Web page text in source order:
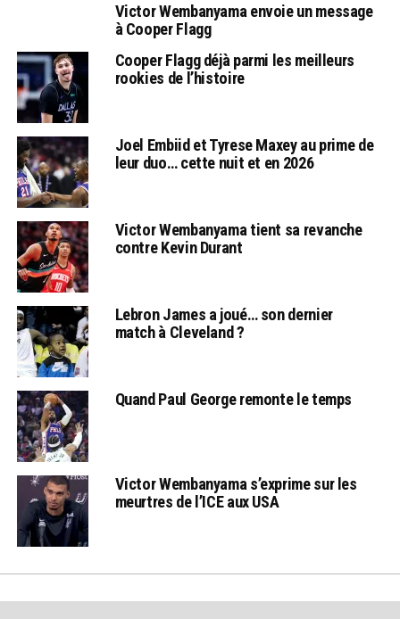
Victor Wembanyama envoie un message
à Cooper Flagg
Cooper Flagg déjà parmi les meilleurs
rookies de l’histoire
Joel Embiid et Tyrese Maxey au prime de
leur duo… cette nuit et en 2026
Victor Wembanyama tient sa revanche
contre Kevin Durant
Lebron James a joué… son dernier
match à Cleveland ?
Quand Paul George remonte le temps
Victor Wembanyama s’exprime sur les
meurtres de l’ICE aux USA